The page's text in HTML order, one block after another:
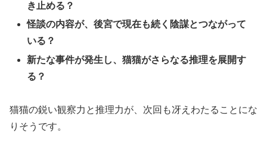
き止める？
怪談の内容が、後宮で現在も続く陰謀とつながって
いる？
新たな事件が発生し、猫猫がさらなる推理を展開す
る？
猫猫の鋭い観察力と推理力が、次回も冴えわたることにな
りそうです。